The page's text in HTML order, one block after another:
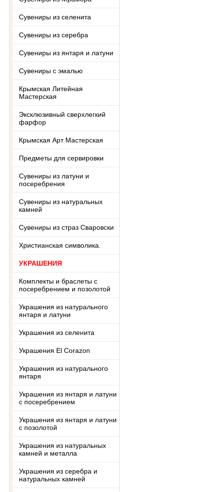
Сувениры из селенита
Сувениры из серебра
Сувениры из янтаря и латуни
Сувениры с эмалью
Крымская Литейная
Мастерская
Эксклюзивный сверхлегкий
фарфор
Крымская Арт Мастерская
Предметы для сервировки
Сувениры из латуни и
посеребрения
Сувениры из натуральных
камней
Сувениры из страз Сваровски
Христианская символика.
УКРАШЕНИЯ
Комплекты и браслеты с
посеребрением и позолотой
Украшения из натурального
янтаря и латуни
Украшения из селенита
Украшения El Corazon
Украшения из натурального
янтаря
Украшения из янтаря и латуни
с посеребрением
Украшения из янтаря и латуни
с позолотой
Украшения из натуральных
камней и металла
Украшения из серебра и
натуральных камней